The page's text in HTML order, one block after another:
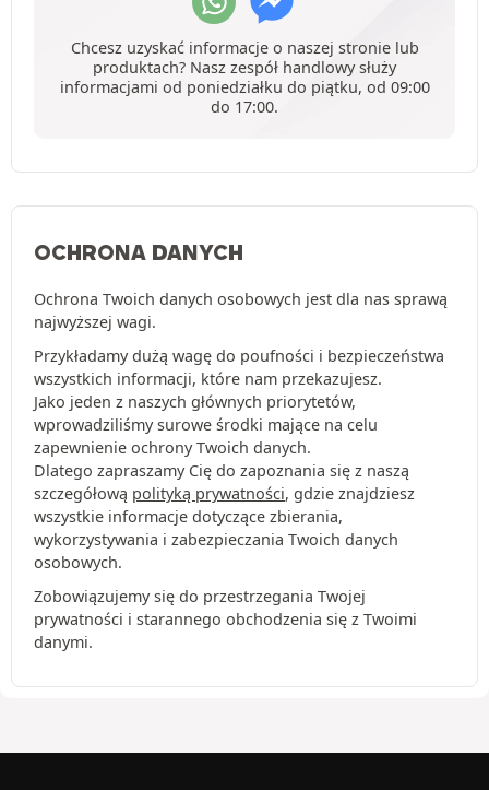
Chcesz uzyskać informacje o naszej stronie lub
produktach? Nasz zespół handlowy służy
informacjami od poniedziałku do piątku, od 09:00
do 17:00.
OCHRONA DANYCH
Ochrona Twoich danych osobowych jest dla nas sprawą
najwyższej wagi.
Przykładamy dużą wagę do poufności i bezpieczeństwa
wszystkich informacji, które nam przekazujesz.
Jako jeden z naszych głównych priorytetów,
wprowadziliśmy surowe środki mające na celu
zapewnienie ochrony Twoich danych.
Dlatego zapraszamy Cię do zapoznania się z naszą
szczegółową polityką prywatności, gdzie znajdziesz
wszystkie informacje dotyczące zbierania,
wykorzystywania i zabezpieczania Twoich danych
osobowych.
Zobowiązujemy się do przestrzegania Twojej
prywatności i starannego obchodzenia się z Twoimi
danymi.